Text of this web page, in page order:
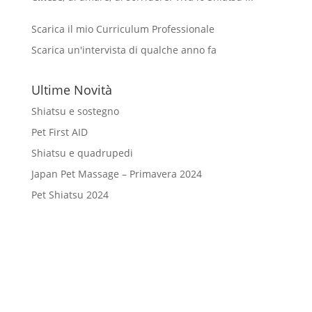
Scarica il mio Curriculum Professionale
Scarica un'intervista di qualche anno fa
Ultime Novità
Shiatsu e sostegno
Pet First AID
Shiatsu e quadrupedi
Japan Pet Massage – Primavera 2024
Pet Shiatsu 2024